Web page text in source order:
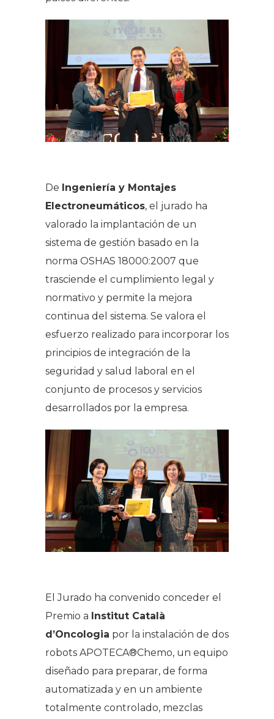
De Ingeniería y Montajes
Electroneumáticos, el jurado ha
valorado la implantación de un
sistema de gestión basado en la
norma OSHAS 18000:2007 que
trasciende el cumplimiento legal y
normativo y permite la mejora
continua del sistema. Se valora el
esfuerzo realizado para incorporar los
principios de integración de la
seguridad y salud laboral en el
conjunto de procesos y servicios
desarrollados por la empresa.
El Jurado ha convenido conceder el
Premio a Institut Català
d’Oncologia por la instalación de dos
robots APOTECA®Chemo, un equipo
diseñado para preparar, de forma
automatizada y en un ambiente
totalmente controlado, mezclas